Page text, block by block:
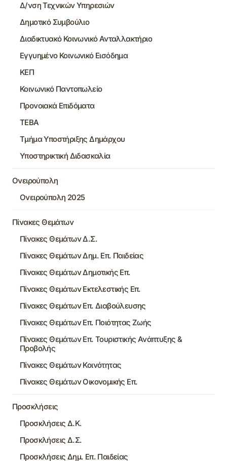
Δ/νση Τεχνικών Υπηρεσιών
Δημοτικό Συμβούλιο
Διαδικτυακό Κοινωνικό Ανταλλακτήριο
Εγγυημένο Κοινωνικό Εισόδημα
ΚΕΠ
Κοινωνικό Παντοπωλείο
Προνοιακά Επιδόματα
ΤΕΒΑ
Τμήμα Υποστήριξης Δημάρχου
Υποστηρικτική Διδασκαλία
Ονειρούπολη
Ονειρούπολη 2025
Πίνακες Θεμάτων
Πίνακες Θεμάτων Δ.Σ.
Πίνακες Θεμάτων Δημ. Επ. Παιδείας
Πίνακες Θεμάτων Δημοτικής Επ.
Πίνακες Θεμάτων Εκτελεστικής Επ.
Πίνακες Θεμάτων Επ. Διαβούλευσης
Πίνακες Θεμάτων Επ. Ποιότητας Ζωής
Πίνακες Θεμάτων Επ. Τουριστικής Ανάπτυξης &
Προβολής
Πίνακες Θεμάτων Κοινότητας
Πίνακες Θεμάτων Οικονομικής Επ.
Προσκλήσεις
Προσκλήσεις Δ.Κ.
Προσκλήσεις Δ.Σ.
Προσκλήσεις Δημ. Επ. Παιδείας